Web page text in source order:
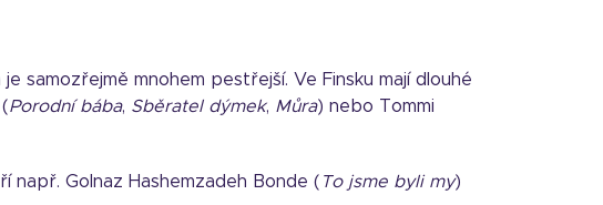
samozřejmě mnohem pestřejší. Ve Finsku mají dlouhé
Porodní bába, Sběratel dýmek, Můra) nebo Tommi
např. Golnaz Hashemzadeh Bonde ( To jsme byli my)